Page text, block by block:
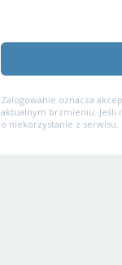
Zalogowanie oznacza
aktualnym brzmieniu. Jeśli
o niekorzystanie z serwisu.